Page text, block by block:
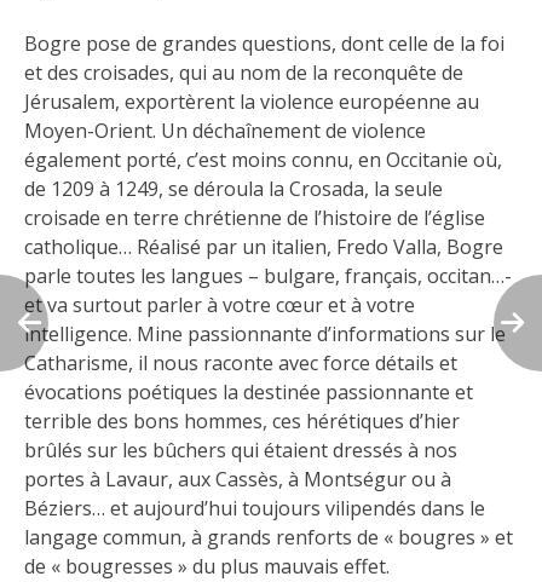
Bogre pose de grandes questions, dont celle de la foi
et des croisades, qui au nom de la reconquête de
Jérusalem, exportèrent la violence européenne au
Moyen-Orient. Un déchaînement de violence
également porté, c’est moins connu, en Occitanie où,
de 1209 à 1249, se déroula la Crosada, la seule
croisade en terre chrétienne de l’histoire de l’église
catholique… Réalisé par un italien, Fredo Valla, Bogre
parle toutes les langues – bulgare, français, occitan…-
et va surtout parler à votre cœur et à votre
intelligence. Mine passionnante d’informations sur le
Catharisme, il nous raconte avec force détails et
évocations poétiques la destinée passionnante et
terrible des bons hommes, ces hérétiques d’hier
brûlés sur les bûchers qui étaient dressés à nos
portes à Lavaur, aux Cassès, à Montségur ou à
Béziers… et aujourd’hui toujours vilipendés dans le
langage commun, à grands renforts de « bougres » et
de « bougresses » du plus mauvais effet.